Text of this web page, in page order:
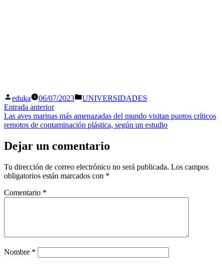
Publicado
por
eduka 06/07/2023
Publicado
UNIVERSIDADES
Navegación
de
Entrada anteriorEntrada
anterior:
Las aves marinas más amenazadas del mundo visitan puntos críticos
remotos de contaminación plástica, según un estudio
Dejar un comentario
Tu dirección de correo electrónico no será publicada. Los campos
obligatorios están marcados con *
Comentario *
Nombre *